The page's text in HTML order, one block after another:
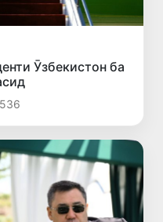
Ӯзбекистон ба